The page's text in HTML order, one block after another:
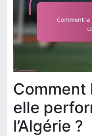
Comment
elle
l’Algérie ?